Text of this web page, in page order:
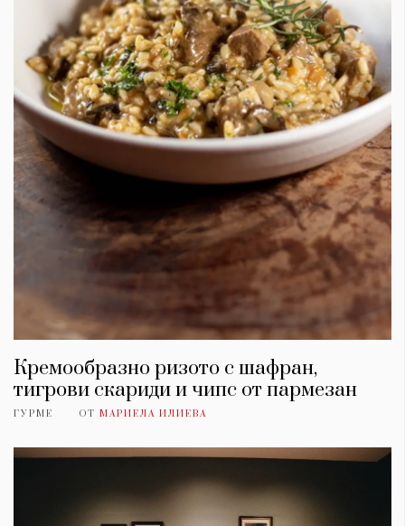
Кремообразно ризото с шафран,
тигрови скариди и чипс от пармезан
ГУРМЕ ОТ МАРИЕЛА ИЛИЕВА